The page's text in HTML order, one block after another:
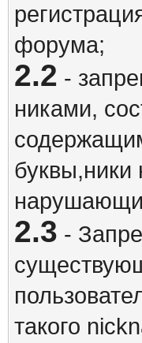
форума;
2.2 -
никами,
2.3 -
такого